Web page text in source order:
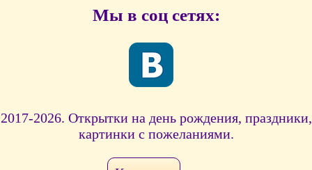
Мы в соц сетях:
2017-2026. Открытки на день рождения, праздники,
картинки с пожеланиями.